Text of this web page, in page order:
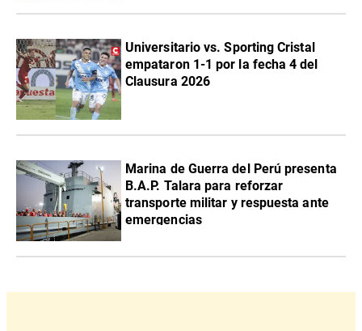
Universitario vs. Sporting Cristal
empataron 1-1 por la fecha 4 del
Clausura 2026
Marina de Guerra del Perú presenta
B.A.P. Talara para reforzar
transporte militar y respuesta ante
emergencias